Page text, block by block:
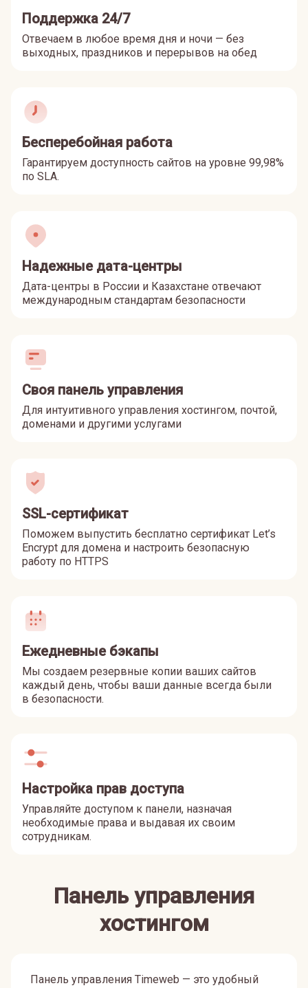
Поддержка 24/7
Отвечаем в любое время дня и ночи — без
выходных, праздников и перерывов на обед
Бесперебойная работа
Гарантируем доступность сайтов на уровне 99,98%
по SLA.
Надежные дата-центры
Дата-центры в России и Казахстане отвечают
международным стандартам безопасности
Своя панель управления
Для интуитивного управления хостингом, почтой,
доменами и другими услугами
SSL-сертификат
Поможем выпустить бесплатно сертификат Let’s
Encrypt для домена и настроить безопасную
работу по HTTPS
Ежедневные бэкапы
Мы создаем резервные копии ваших сайтов
каждый день, чтобы ваши данные всегда были
в безопасности.
Настройка прав доступа
Управляйте доступом к панели, назначая
необходимые права и выдавая их своим
сотрудникам.
Панель управления
хостингом
Панель управления Timeweb — это удобный